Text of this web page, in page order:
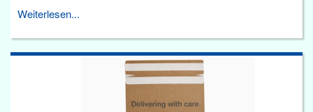
Weiterlesen...